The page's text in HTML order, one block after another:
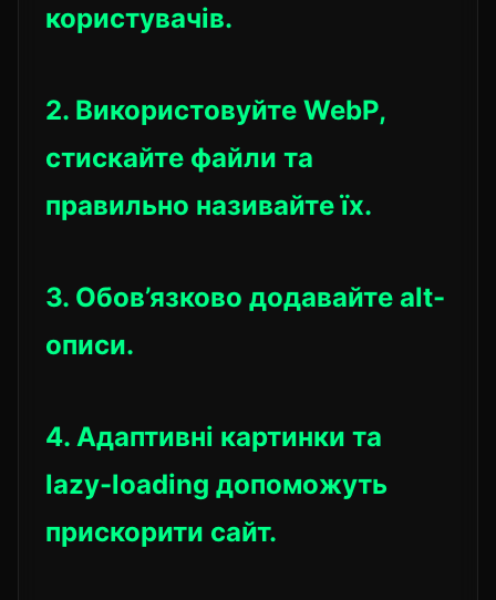
користувачів.
2. Використовуйте WebP,
стискайте файли та
правильно називайте їх.
3. Обов’язково додавайте alt-
описи.
4. Адаптивні картинки та
lazy-loading допоможуть
прискорити сайт.